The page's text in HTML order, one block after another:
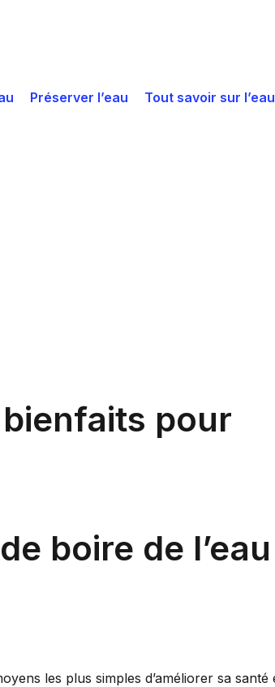
Préserver l’eau Tout savoir sur l’eau
pour
boire de l’eau
les plus simples d’améliorer sa santé